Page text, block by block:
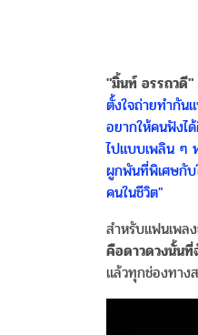
"มิ้นท์ อรรถวดี"
ตั้งใจถ่ายทำกัน
อยากให้คนฟังไ
ไปแบบเพลิน ๆ
ผูกพันที่พิเศษกับ
คนในชีวิต"
สำหรับแฟนเพล
คือดาวดวงนั้น
แล้วทุกช่องทาง